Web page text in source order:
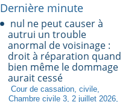
Dernière minute
nul ne peut causer à
autrui un trouble
anormal de voisinage :
droit à réparation quand
bien même le dommage
aurait cessé
Cour de cassation, civile,
Chambre civile 3, 2 juillet 2026,